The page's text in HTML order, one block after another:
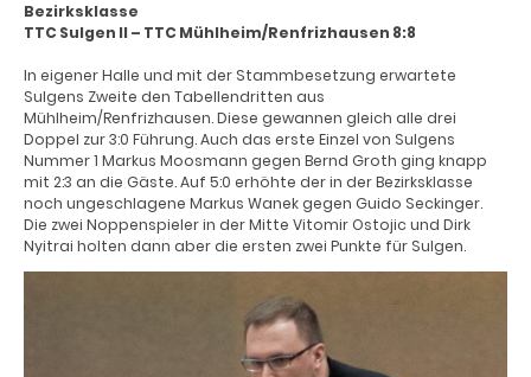
Bezirksklasse
TTC Sulgen II – TTC Mühlheim/Renfrizhausen 8:8
In eigener Halle und mit der Stammbesetzung erwartete
Sulgens Zweite den Tabellendritten aus
Mühlheim/Renfrizhausen. Diese gewannen gleich alle drei
Doppel zur 3:0 Führung. Auch das erste Einzel von Sulgens
Nummer 1 Markus Moosmann gegen Bernd Groth ging knapp
mit 2:3 an die Gäste. Auf 5:0 erhöhte der in der Bezirksklasse
noch ungeschlagene Markus Wanek gegen Guido Seckinger.
Die zwei Noppenspieler in der Mitte Vitomir Ostojic und Dirk
Nyitrai holten dann aber die ersten zwei Punkte für Sulgen.